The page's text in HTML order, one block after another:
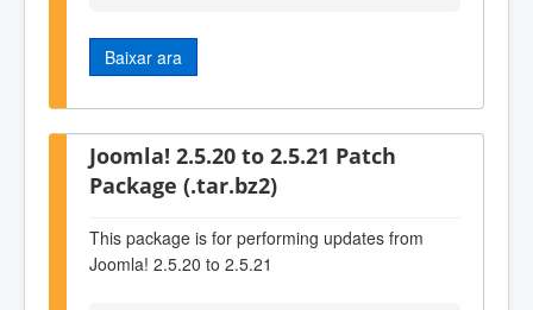
Baixar ara
Joomla! 2.5.20 to 2.5.21 Patch
Package (.tar.bz2)
This package is for performing updates from
Joomla! 2.5.20 to 2.5.21